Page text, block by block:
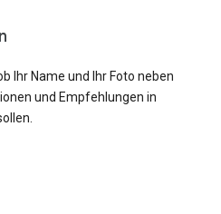
Ihr Name und Ihr Foto neben
und Empfehlungen in